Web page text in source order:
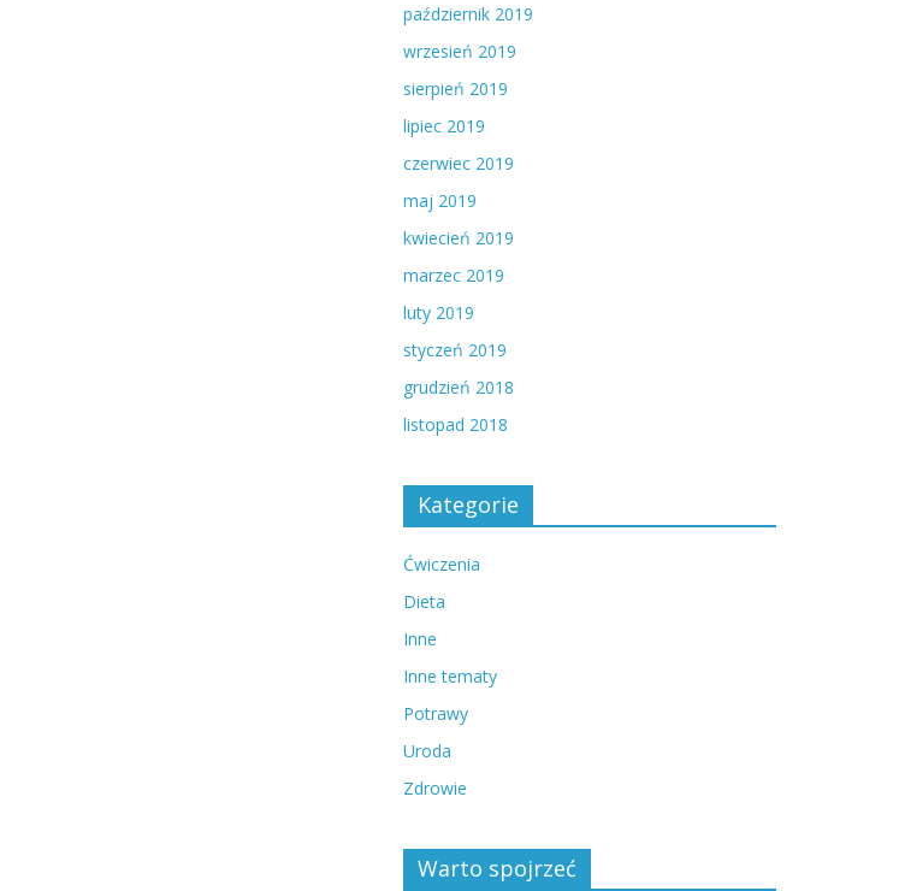
październik 2019
wrzesień 2019
sierpień 2019
lipiec 2019
czerwiec 2019
maj 2019
kwiecień 2019
marzec 2019
luty 2019
styczeń 2019
grudzień 2018
listopad 2018
Kategorie
Ćwiczenia
Dieta
Inne
Inne tematy
Potrawy
Uroda
Zdrowie
Warto spojrzeć